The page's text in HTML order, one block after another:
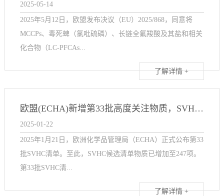
2025-05-14
2025年5月12日，欧盟发布决议（EU）2025/868，同意将
MCCPs、毒死蜱（氯吡硫磷）、长链全氟羧酸及其盐和相关
化合物（LC-PFCAs...
了解详情 +
欧盟(ECHA)新增第33批高度关注物质，SVHC正式更新为247项
2025-01-22
2025年1月21日，欧洲化学品管理局（ECHA）正式公布第33
批SVHC清单。至此，SVHC候选清单物质已增加至247项。
第33批SVHC清...
了解详情 +